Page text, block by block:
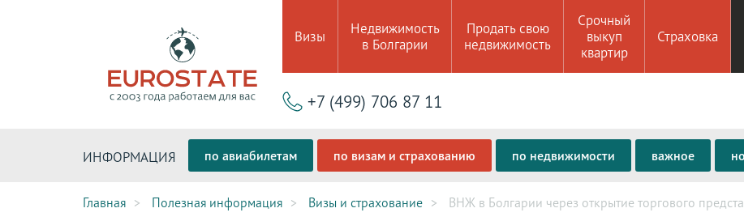
Визы
Недвижимость
в Болгарии
Продать свою
недвижимость
Срочный
выкуп
квартир
Страховка
+7 (499) 706 87 11
ИНФОРМАЦИЯ по авиабилетам по визам и страхованию по недвижимости важное
Главная Полезная информация Визы и страхование ВНЖ в Болгарии через открытие торгового